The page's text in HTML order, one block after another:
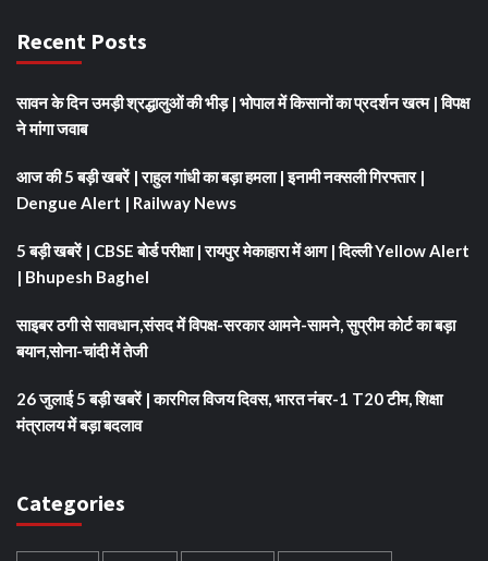
Recent Posts
सावन के दिन उमड़ी श्रद्धालुओं की भीड़ | भोपाल में किसानों का प्रदर्शन खत्म | विपक्ष
ने मांगा जवाब
आज की 5 बड़ी खबरें | राहुल गांधी का बड़ा हमला | इनामी नक्सली गिरफ्तार |
Dengue Alert | Railway News
5 बड़ी खबरें | CBSE बोर्ड परीक्षा | रायपुर मेकाहारा में आग | दिल्ली Yellow Alert
| Bhupesh Baghel
साइबर ठगी से सावधान,संसद में विपक्ष-सरकार आमने-सामने, सुप्रीम कोर्ट का बड़ा
बयान,सोना-चांदी में तेजी
26 जुलाई 5 बड़ी खबरें | कारगिल विजय दिवस, भारत नंबर-1 T20 टीम, शिक्षा
मंत्रालय में बड़ा बदलाव
Categories